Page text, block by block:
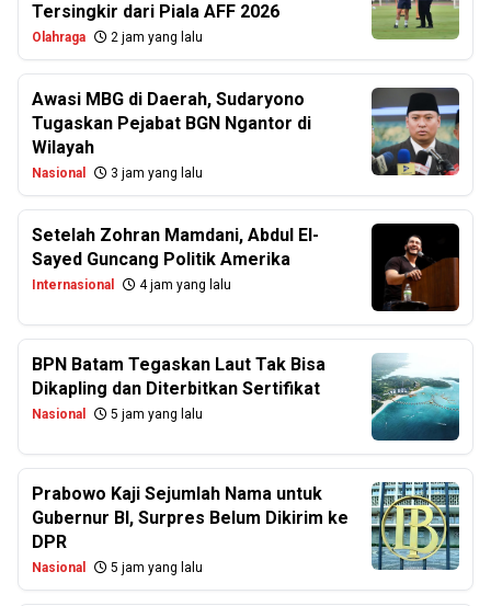
Tersingkir dari Piala AFF 2026
Olahraga 2 jam yang lalu
Awasi MBG di Daerah, Sudaryono
Tugaskan Pejabat BGN Ngantor di
Wilayah
Nasional 3 jam yang lalu
Setelah Zohran Mamdani, Abdul El-
Sayed Guncang Politik Amerika
Internasional 4 jam yang lalu
BPN Batam Tegaskan Laut Tak Bisa
Dikapling dan Diterbitkan Sertifikat
Nasional 5 jam yang lalu
Prabowo Kaji Sejumlah Nama untuk
Gubernur BI, Surpres Belum Dikirim ke
DPR
Nasional 5 jam yang lalu